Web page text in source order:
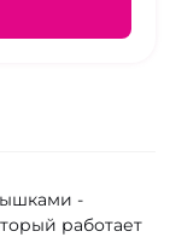
-
работает